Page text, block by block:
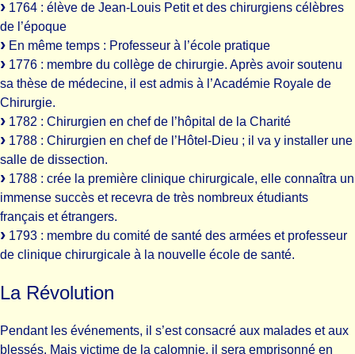
1764 : élève de Jean-Louis Petit et des chirurgiens célèbres
de l’époque
En même temps : Professeur à l’école pratique
1776 : membre du collège de chirurgie. Après avoir soutenu
sa thèse de médecine, il est admis à l’Académie Royale de
Chirurgie.
1782 : Chirurgien en chef de l’hôpital de la Charité
1788 : Chirurgien en chef de l’Hôtel-Dieu ; il va y installer une
salle de dissection.
1788 : crée la première clinique chirurgicale, elle connaîtra un
immense succès et recevra de très nombreux étudiants
français et étrangers.
1793 : membre du comité de santé des armées et professeur
de clinique chirurgicale à la nouvelle école de santé.
La Révolution
Pendant les événements, il s’est consacré aux malades et aux
blessés. Mais victime de la calomnie, il sera emprisonné en